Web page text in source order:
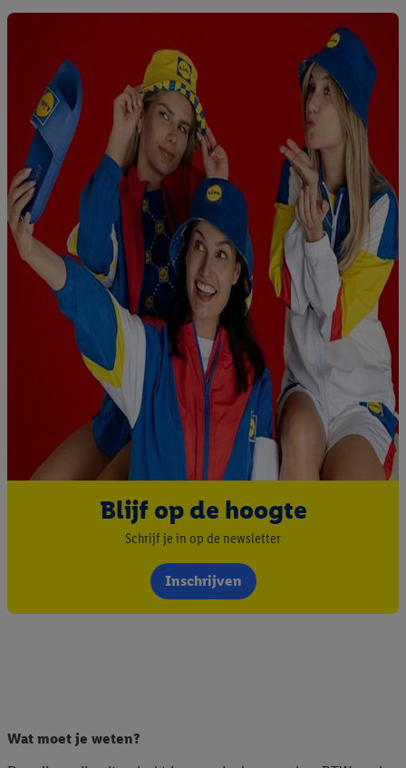
Blijf op de hoogte
Schrijf je in op de newsletter
Inschrijven
Wat moet je weten?